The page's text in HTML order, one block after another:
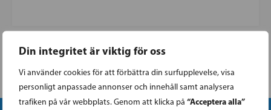
Din integritet är viktig för oss
Vi använder cookies för att förbättra din surfupplevelse, visa
personligt anpassade annonser och innehåll samt analysera
trafiken på vår webbplats. Genom att klicka på “Acceptera alla”